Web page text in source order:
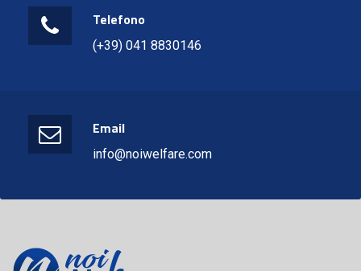
Telefono
(+39) 041 8830146
Email
info@noiwelfare.com